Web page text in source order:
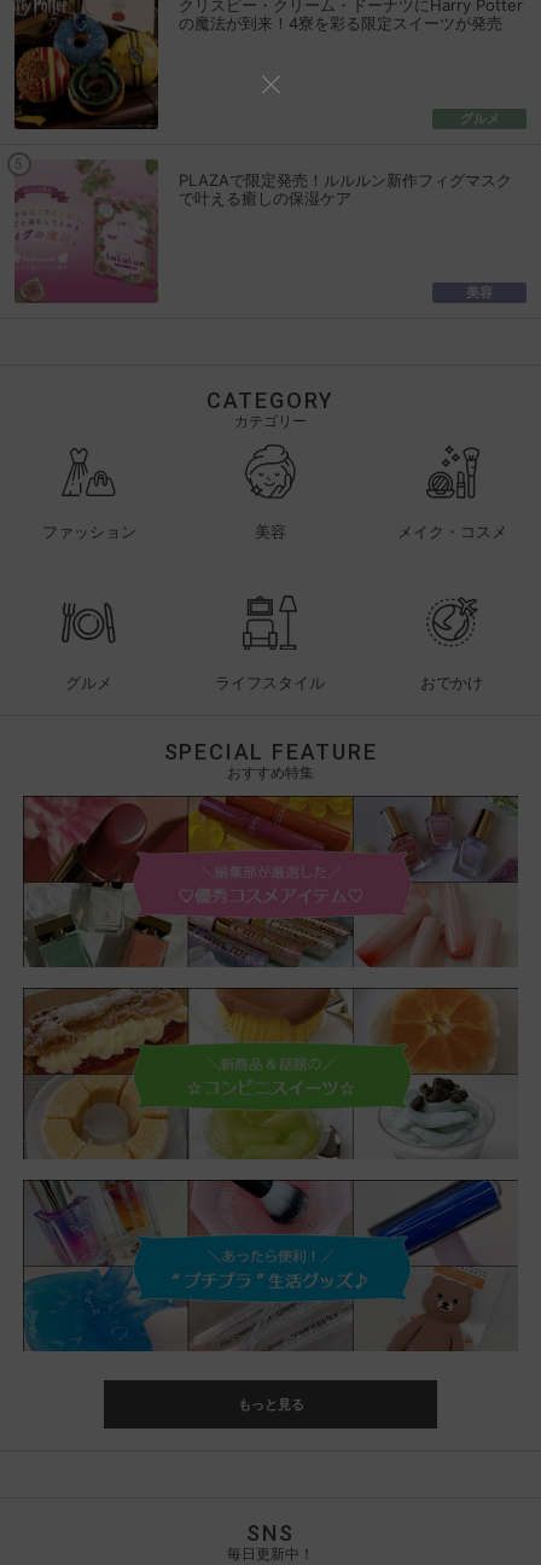
クリスピー・クリーム・ドーナツにHarry Potter
の魔法が到来！4寮を彩る限定スイーツが発売
グルメ
PLAZAで限定発売！ルルルン新作フィグマスク
で叶える癒しの保湿ケア
美容
CATEGORY
カテゴリー
ファッション 美容 メイク・コスメ
グルメ ライフスタイル おでかけ
SPECIAL FEATURE
おすすめ特集
もっと見る
SNS
毎日更新中！